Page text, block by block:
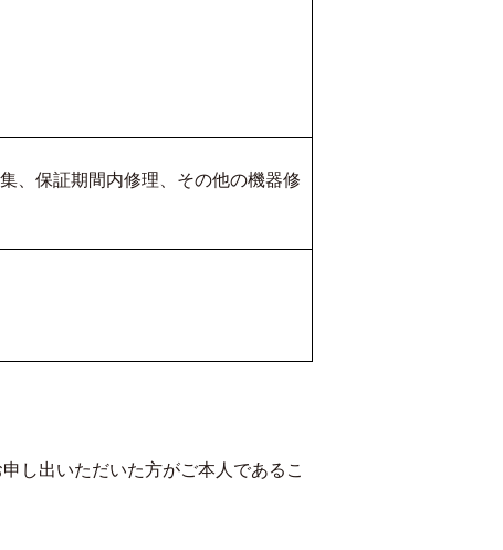
、保証期間内修理、その他の機器修
し出いただいた方がご本人であるこ